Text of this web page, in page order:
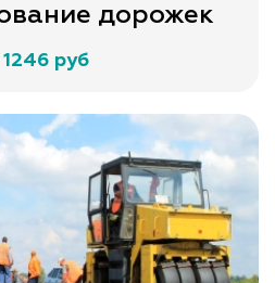
дорожек
1246 руб